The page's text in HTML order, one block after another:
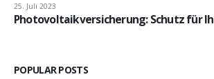
25. Juli 2023
Photovoltaikversicherung: Schutz für
POPULAR POSTS